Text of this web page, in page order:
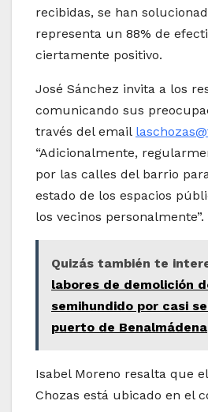
recibidas, se han
representa un 88% de
ciertamente positivo.
José Sánchez invita a los
comunicando sus
través del email
“Adicionalmente,
por las calles del barrio
estado de los espacios
los vecinos personalmente”.
Quizás también te
labores de demolición
semihundido por casi
puerto de Benalmádena
Isabel Moreno resalta que
Chozas está ubicado en el